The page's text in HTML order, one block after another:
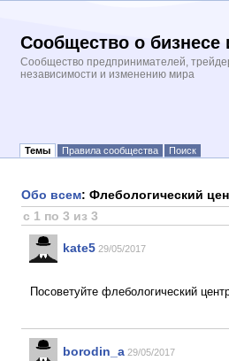
Сообщество о бизнесе
Сообщество предпринимателей,
независимости и изменению мира
Темы Правила сообщества Поиск
Обо всем: Флебологический
с 1 по 3 из 3
kate5 29/05/2017
Посоветуйте флебологический
borodin_a 29/05/2017